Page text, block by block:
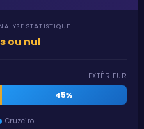
STATISTIQUE
ou nul
EXTÉRIEUR
45%
Cruzeiro